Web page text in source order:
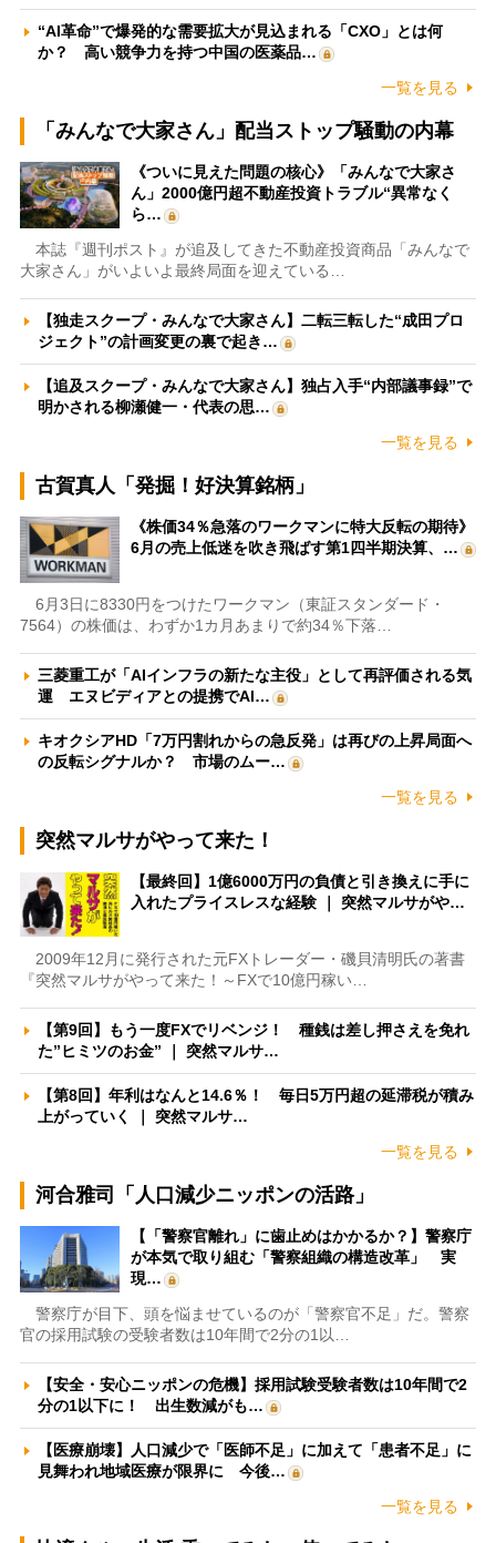
“AI革命”で爆発的な需要拡大が見込まれる「CXO」とは何
か？ 高い競争力を持つ中国の医薬品…
一覧を見る
「みんなで大家さん」配当ストップ騒動の内幕
《ついに見えた問題の核心》「みんなで大家さ
ん」2000億円超不動産投資トラブル“異常なく
ら…
本誌『週刊ポスト』が追及してきた不動産投資商品「みんなで
大家さん」がいよいよ最終局面を迎えている…
【独走スクープ・みんなで大家さん】二転三転した“成田プロ
ジェクト”の計画変更の裏で起き…
【追及スクープ・みんなで大家さん】独占入手“内部議事録”で
明かされる柳瀬健一・代表の思…
一覧を見る
古賀真人「発掘！好決算銘柄」
《株価34％急落のワークマンに特大反転の期待》
6月の売上低迷を吹き飛ばす第1四半期決算、…
6月3日に8330円をつけたワークマン（東証スタンダード・
7564）の株価は、わずか1カ月あまりで約34％下落…
三菱重工が「AIインフラの新たな主役」として再評価される気
運 エヌビディアとの提携でAI…
キオクシアHD「7万円割れからの急反発」は再びの上昇局面へ
の反転シグナルか？ 市場のムー…
一覧を見る
突然マルサがやって来た！
【最終回】1億6000万円の負債と引き換えに手に
入れたプライスレスな経験 ｜ 突然マルサがや…
2009年12月に発行された元FXトレーダー・磯貝清明氏の著書
『突然マルサがやって来た！～FXで10億円稼い…
【第9回】もう一度FXでリベンジ！ 種銭は差し押さえを免れ
た”ヒミツのお金” ｜ 突然マルサ…
【第8回】年利はなんと14.6％！ 毎日5万円超の延滞税が積み
上がっていく ｜ 突然マルサ…
一覧を見る
河合雅司「人口減少ニッポンの活路」
【「警察官離れ」に歯止めはかかるか？】警察庁
が本気で取り組む「警察組織の構造改革」 実
現…
警察庁が目下、頭を悩ませているのが「警察官不足」だ。警察
官の採用試験の受験者数は10年間で2分の1以…
【安全・安心ニッポンの危機】採用試験受験者数は10年間で2
分の1以下に！ 出生数減がも…
【医療崩壊】人口減少で「医師不足」に加えて「患者不足」に
見舞われ地域医療が限界に 今後…
一覧を見る